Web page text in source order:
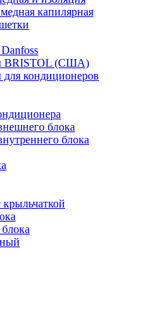
капилярная
BRISTOL (США)
кондиционеров
блока
блока